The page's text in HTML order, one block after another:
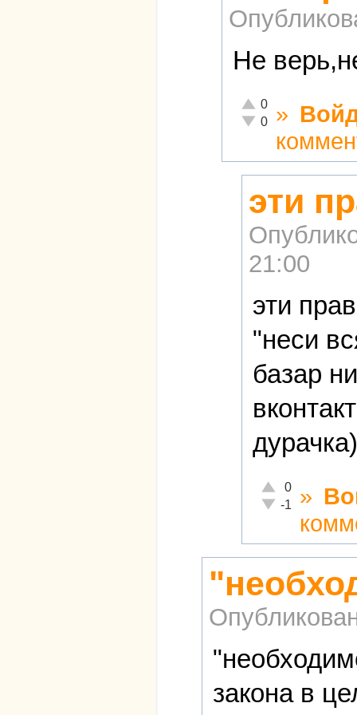
Не
Отлично!
0
Неадекватно!
0 »
эти
21:00
эти
"неси
базар
Отлично!
0
Неадекватно!
-1 »
закона в